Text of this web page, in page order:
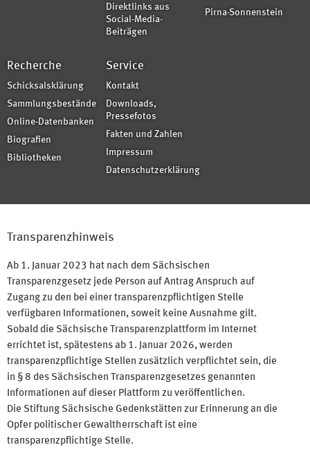
Direktlinks aus
Social-Media-
Beiträgen
Pirna-Sonnenstein
Recherche
Schicksalsklärung
Sammlungsbestände
Online-Datenbanken
Biografien
Bibliotheken
Service
Kontakt
Downloads,
Pressefotos
Fakten und Zahlen
Impressum
Datenschutzerklärung
Transparenzhinweis
Ab 1. Januar 2023 hat nach dem Sächsischen
Transparenzgesetz jede Person auf Antrag Anspruch auf
Zugang zu den bei einer transparenzpflichtigen Stelle
verfügbaren Informationen, soweit keine Ausnahme gilt.
Sobald die Sächsische Transparenzplattform im Internet
errichtet ist, spätestens ab 1. Januar 2026, werden
transparenzpflichtige Stellen zusätzlich verpflichtet sein, die
in § 8 des Sächsischen Transparenzgesetzes genannten
Informationen auf dieser Plattform zu veröffentlichen.
Die Stiftung Sächsische Gedenkstätten zur Erinnerung an die
Opfer politischer Gewaltherrschaft ist eine
transparenzpflichtige Stelle.